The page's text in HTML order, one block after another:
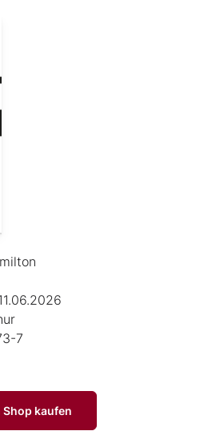
7
Shop kaufen